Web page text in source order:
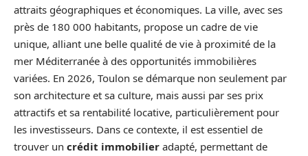
attraits géographiques et économiques. La ville, avec ses
près de 180 000 habitants, propose un cadre de vie
unique, alliant une belle qualité de vie à proximité de la
mer Méditerranée à des opportunités immobilières
variées. En 2026, Toulon se démarque non seulement par
son architecture et sa culture, mais aussi par ses prix
attractifs et sa rentabilité locative, particulièrement pour
les investisseurs. Dans ce contexte, il est essentiel de
trouver un crédit immobilier adapté, permettant de